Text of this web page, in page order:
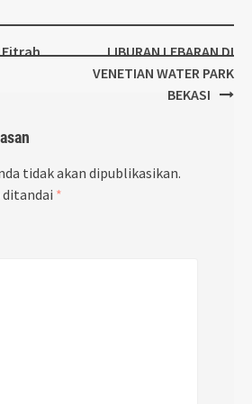
Fitrah
LIBURAN LEBARAN DI
VENETIAN WATER PARK
BEKASI
tidak akan dipublikasikan.
ditandai *